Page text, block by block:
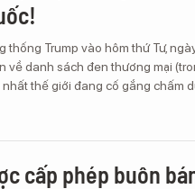
Trump vào hôm thứ Tư,
về danh sách đen thương mại
thế giới đang cố gắng chấm
cấp phép buôn